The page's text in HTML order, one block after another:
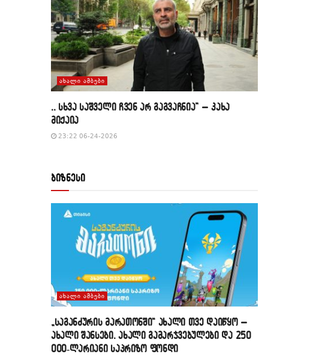
ᲐᲮᲐᲚᲘ ᲐᲛᲑᲔᲑᲘ
,, სხვა საშველი ჩვენ არ გაგვაჩნია” – კახა
მიქაია
23:22 06-24-2026
ბიზნესი
ᲐᲮᲐᲚᲘ ᲐᲛᲑᲔᲑᲘ
„საგანძურის მარათონში“ ახალი თვე დაიწყო –
ახალი შანსები, ახალი გამარჯვებულები და 250
000-ლარიანი საპრიზო ფონდი